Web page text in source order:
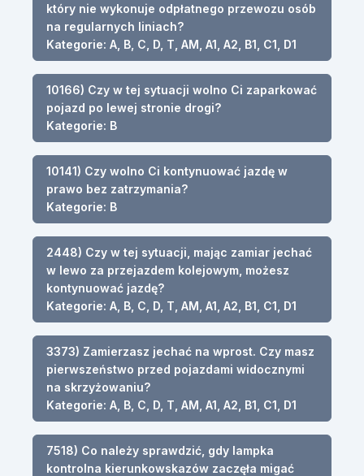
który nie wykonuje odpłatnego przewozu osób
na regularnych liniach?
Kategorie: A, B, C, D, T, AM, A1, A2, B1, C1, D1
10166) Czy w tej sytuacji wolno Ci zaparkować
pojazd po lewej stronie drogi?
Kategorie: B
10141) Czy wolno Ci kontynuować jazdę w
prawo bez zatrzymania?
Kategorie: B
2448) Czy w tej sytuacji, mając zamiar jechać
w lewo za przejazdem kolejowym, możesz
kontynuować jazdę?
Kategorie: A, B, C, D, T, AM, A1, A2, B1, C1, D1
3373) Zamierzasz jechać na wprost. Czy masz
pierwszeństwo przed pojazdami widocznymi
na skrzyżowaniu?
Kategorie: A, B, C, D, T, AM, A1, A2, B1, C1, D1
7518) Co należy sprawdzić, gdy lampka
kontrolna kierunkowskazów zaczęła migać